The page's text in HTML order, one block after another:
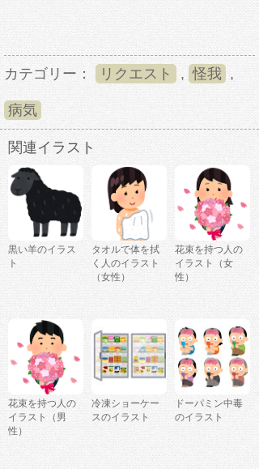
カテゴリー： リクエスト , 怪我 ,
病気
関連イラスト
黒い羊のイラス
ト
タオルで体を拭
く人のイラスト
（女性）
花束を持つ人の
イラスト（女
性）
花束を持つ人の
イラスト（男
性）
冷凍ショーケー
スのイラスト
ドーパミン中毒
のイラスト